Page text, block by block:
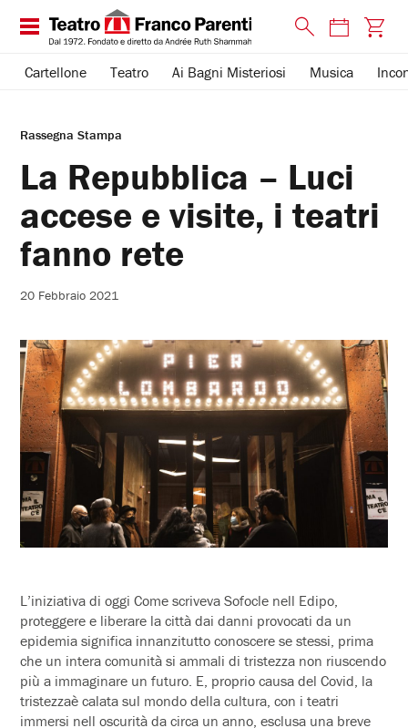
Cartellone Teatro Ai Bagni Misteriosi Musica
Rassegna Stampa
La Repubblica – Luci
accese e visite, i teatri
fanno rete
20 Febbraio 2021
L’iniziativa di oggi Come scriveva Sofocle nell Edipo,
proteggere e liberare la città dai danni provocati da un
epidemia significa innanzitutto conoscere se stessi, prima
che un intera comunità si ammali di tristezza non riuscendo
più a immaginare un futuro. E, proprio causa del Covid, la
tristezzaè calata sul mondo della cultura, con i teatri
immersi nell oscurità da circa un anno, esclusa una breve